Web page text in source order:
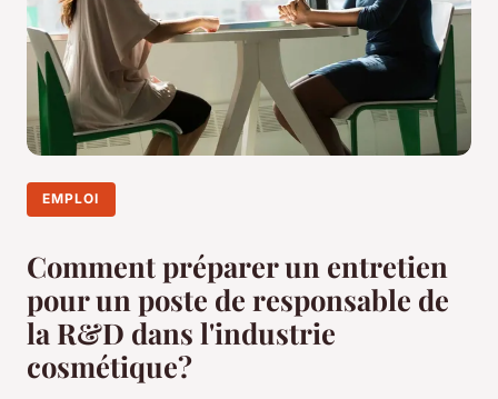
EMPLOI
Comment préparer un entretien
pour un poste de responsable de
la R&D dans l'industrie
cosmétique?